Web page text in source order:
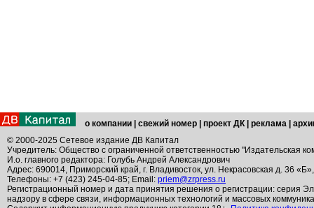
о компании свежий номер проект ДК реклама
© 2000-2025 Сетевое издание ДВ Капитал
Учредитель: Общество с ограниченной ответственностью "Издательская
И.о. главного редактора: Голубь Андрей Александрович
Адрес: 690014, Приморский край, г. Владивосток, ул. Некрасовская д. 36
Телефоны: +7 (423) 245-04-85; Email: priem@zrpress.ru
Регистрационный номер и дата принятия решения о регистрации: серия
надзору в сфере связи, информационных технологий и массовых